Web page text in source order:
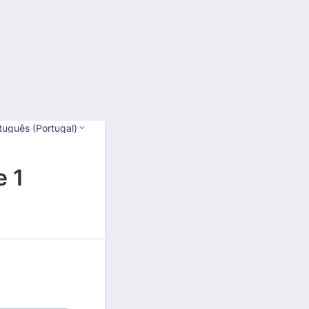
(Portugal)
1